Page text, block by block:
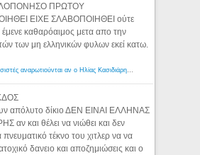
ΠΡΩΤΟΥ
ΕΙΧΕ ΣΛΑΒΟΠΟΙΗΘΕΙ ούτε
καθαρόαιμος μετα απο την
των μη ελληνικών φυλων εκεί κατω.
Αμερικανοί ρατσιστές αναρωτιούνται αν ο Ηλίας Κασιδιάρης ανήκει στη λευκή φυλή... - Λόγιος Ερμής
απόλυτο δίκιο ΔΕΝ ΕΙΝΑΙ ΕΛΛΗΝΑΣ
αν και θέλει να νιώθει και δεν
πνευματικό τέκνο του χιτλερ να να
δανειο και αποζημιώσεις και ο